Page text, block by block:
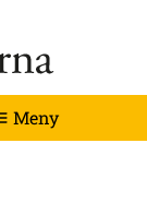
Meny